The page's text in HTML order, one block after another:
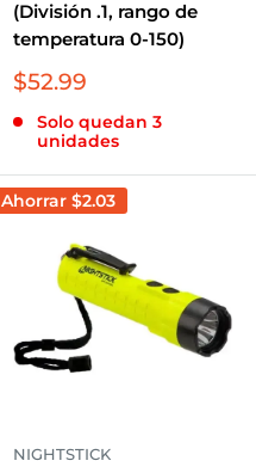
(División .1, rango de
temperatura 0-150)
Precio
venta
$52.99
Solo quedan 3
unidades
Ahorrar $2.03
NIGHTSTICK